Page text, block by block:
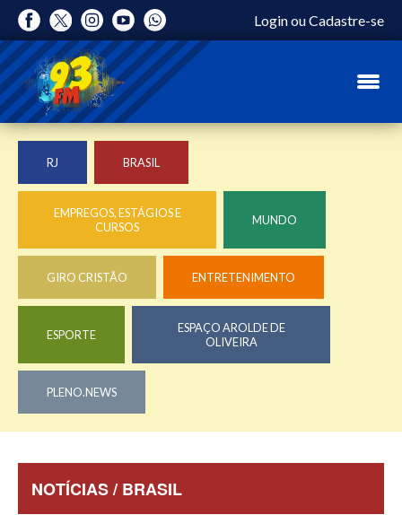
LoginouCadastre-se
RJ BRASIL
EMPREGOS, ESTÁGIOS E
CURSOS
MUNDO
GIRO CRISTÃO ENTRETENIMENTO
ESPORTE
ESPAÇO AROLDE DE
OLIVEIRA
PLENO.NEWS
NOTÍCIAS / BRASIL